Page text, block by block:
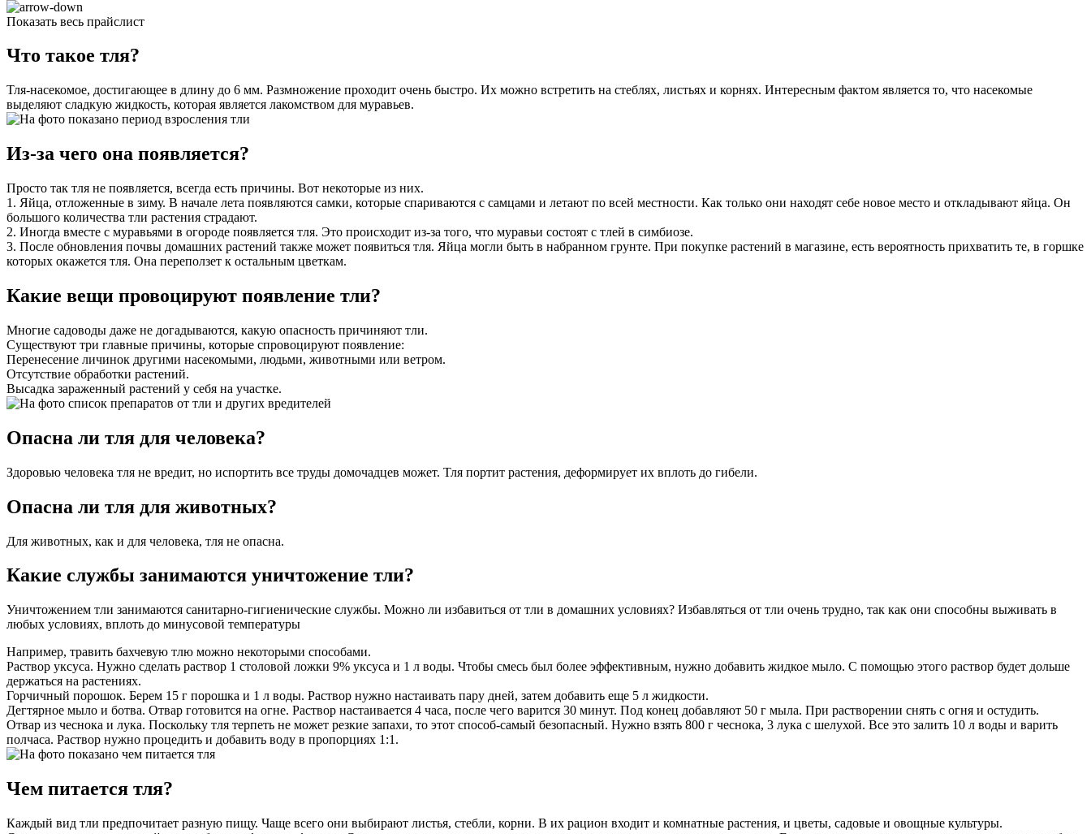
Показать весь прайслист
Что такое тля?
Тля-насекомое, достигающее в длину до 6 мм. Размножение проходит очень быстро. Их можно встретить на стеблях, листьях и корнях. Интересным фактом является то, что насекомые
выделяют сладкую жидкость, которая является лакомством для муравьев.
Из-за чего она появляется?
Просто так тля не появляется, всегда есть причины. Вот некоторые из них.
1. Яйца, отложенные в зиму. В начале лета появляются самки, которые спариваются с самцами и летают по всей местности. Как только они находят себе новое место и откладывают яйца. Он
большого количества тли растения страдают.
2. Иногда вместе с муравьями в огороде появляется тля. Это происходит из-за того, что муравьи состоят с тлей в симбиозе.
3. После обновления почвы домашних растений также может появиться тля. Яйца могли быть в набранном грунте. При покупке растений в магазине, есть вероятность прихватить те, в горшке
которых окажется тля. Она переползет к остальным цветкам.
Какие вещи провоцируют появление тли?
Многие садоводы даже не догадываются, какую опасность причиняют тли.
Существуют три главные причины, которые спровоцируют появление:
Перенесение личинок другими насекомыми, людьми, животными или ветром.
Отсутствие обработки растений.
Высадка зараженный растений у себя на участке.
Опасна ли тля для человека?
Здоровью человека тля не вредит, но испортить все труды домочадцев может. Тля портит растения, деформирует их вплоть до гибели.
Опасна ли тля для животных?
Для животных, как и для человека, тля не опасна.
Какие службы занимаются уничтожение тли?
Уничтожением тли занимаются санитарно-гигиенические службы. Можно ли избавиться от тли в домашних условиях? Избавляться от тли очень трудно, так как они способны выживать в
любых условиях, вплоть до минусовой температуры
Например, травить бахчевую тлю можно некоторыми способами.
Раствор уксуса. Нужно сделать раствор 1 столовой ложки 9% уксуса и 1 л воды. Чтобы смесь был более эффективным, нужно добавить жидкое мыло. С помощью этого раствор будет дольше
держаться на растениях.
Горчичный порошок. Берем 15 г порошка и 1 л воды. Раствор нужно настаивать пару дней, затем добавить еще 5 л жидкости.
Дегтярное мыло и ботва. Отвар готовится на огне. Раствор настаивается 4 часа, после чего варится 30 минут. Под конец добавляют 50 г мыла. При растворении снять с огня и остудить.
Отвар из чеснока и лука. Поскольку тля терпеть не может резкие запахи, то этот способ-самый безопасный. Нужно взять 800 г чеснока, 3 лука с шелухой. Все это залить 10 л воды и варить
полчаса. Раствор нужно процедить и добавить воду в пропорциях 1:1.
Чем питается тля?
Каждый вид тли предпочитает разную пищу. Чаще всего они выбирают листья, стебли, корни. В их рацион входит и комнатные растения, и цветы, садовые и овощные культуры.